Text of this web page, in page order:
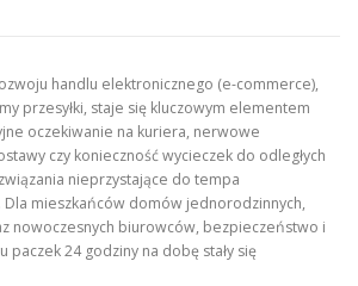
handlu elektronicznego (e-commerce),
przesyłki, staje się kluczowym elementem
oczekiwanie na kuriera, nerwowe
czy konieczność wycieczek do odległych
nieprzystające do tempa
Dla mieszkańców domów jednorodzinnych,
nowoczesnych biurowców, bezpieczeństwo i
paczek 24 godziny na dobę stały się